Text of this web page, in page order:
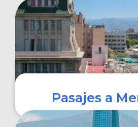
Pasajes a